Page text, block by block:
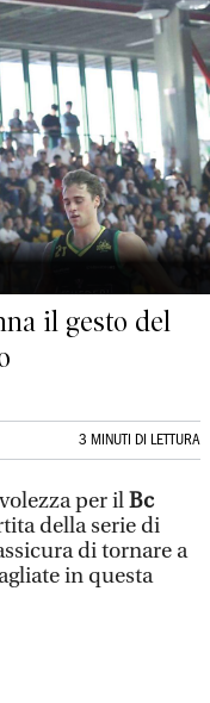
il gesto del
3 MINUTI DI LETTURA
per ilBc
della serie di
di tornare a
in questa